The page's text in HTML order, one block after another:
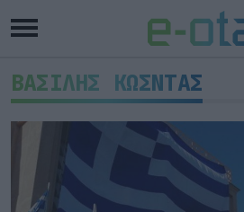
ΒΑΣΙΛΗΣ ΚΩΣΝΤΑΣ